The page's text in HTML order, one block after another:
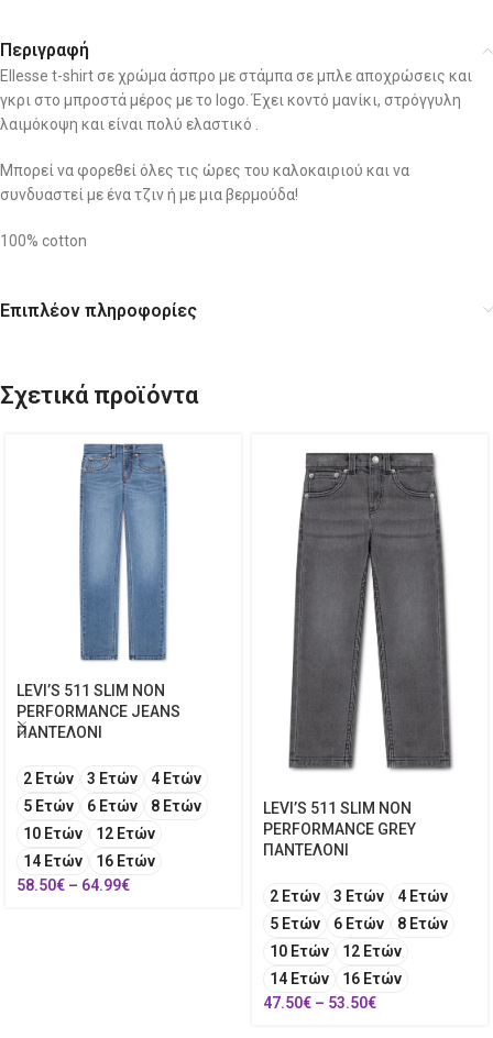
Περιγραφή
Ellesse t-shirt σε χρώμα άσπρο με στάμπα σε μπλε αποχρώσεις και
γκρι στο μπροστά μέρος με το logo. Έχει κοντό μανίκι, στρόγγυλη
λαιμόκοψη και είναι πολύ ελαστικό .
Μπορεί να φορεθεί όλες τις ώρες του καλοκαιριού και να
συνδυαστεί με ένα τζιν ή με μια βερμούδα!
100% cotton
Επιπλέον πληροφορίες
Σχετικά προϊόντα
LEVI’S 511 SLIM NON
PERFORMANCE JEANS
ΠΑΝΤΕΛΟΝΙ
2 Ετών 3 Ετών
4 Ετών
5 Ετών
6 Ετών
8 Ετών
10 Ετών
12 Ετών
14 Ετών
16 Ετών
58.50€ – 64.99€
LEVI’S 511 SLIM NON
PERFORMANCE GREY
ΠΑΝΤΕΛΟΝΙ
2 Ετών 3 Ετών
4 Ετών
5 Ετών
6 Ετών
8 Ετών
10 Ετών
12 Ετών
14 Ετών
16 Ετών
47.50€ – 53.50€